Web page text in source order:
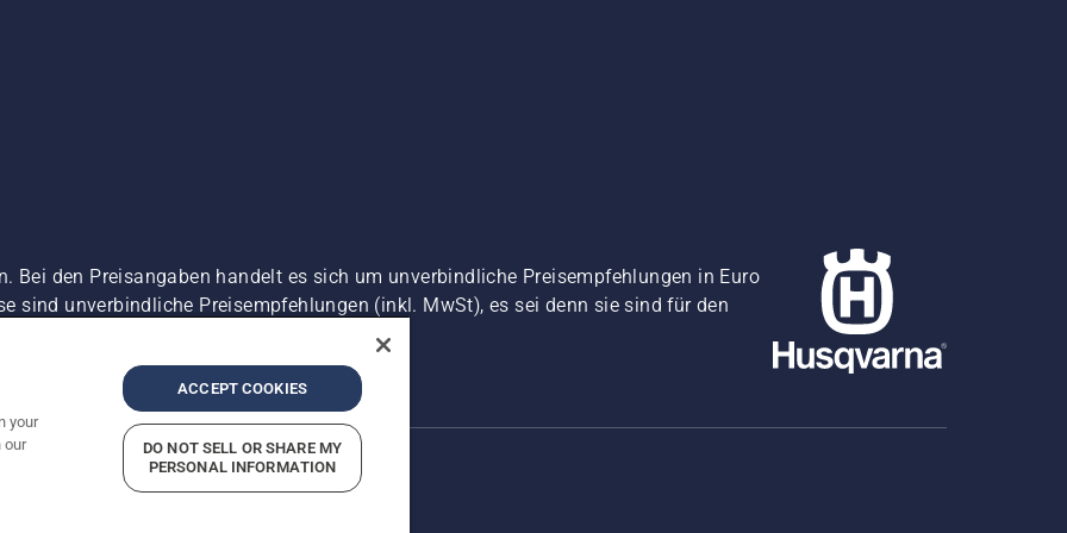
Bei den Preisangaben handelt es sich um unverbindliche Preisempfehlungen in Euro
sind unverbindliche Preisempfehlungen (inkl. MwSt), es sei denn sie sind für den
Impressum Vermutete Verstöße melden
your
our
ACCEPT COOKIES
DO NOT SELL OR SHARE MY
PERSONAL INFORMATION